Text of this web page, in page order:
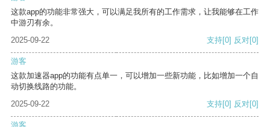
这款app的功能非常强大，可以满足我所有的工作需求，让我能够在工作
中游刃有余。
2025-09-22
支持[0] 反对[0]
游客
这款加速器app的功能有点单一，可以增加一些新功能，比如增加一个自
动切换线路的功能。
2025-09-22
支持[0] 反对[0]
游客